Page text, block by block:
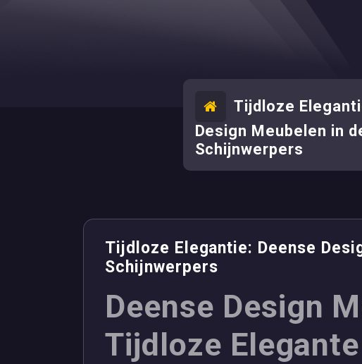
Tijdloze
Design Meubelen in
Schijnwerpers
Tijdloze Elegantie: Deense
Schijnwerpers
Deense Design
Tijdloze